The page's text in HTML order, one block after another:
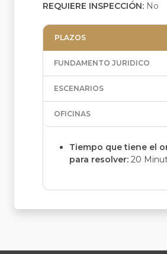
REQUIERE INSPECCIÓN: No
PLAZOS
FUNDAMENTO JURIDICO
ESCENARIOS
OFICINAS
Tiempo que tiene el
para resolver: 20